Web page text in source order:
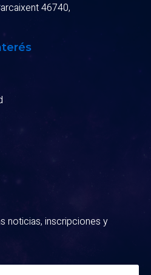
46740,
noticias, inscripciones y